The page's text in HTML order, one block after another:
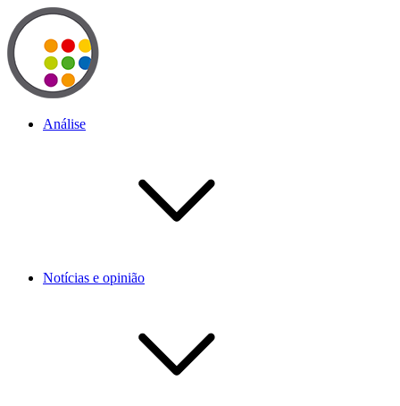
Análise
Notícias e opinião